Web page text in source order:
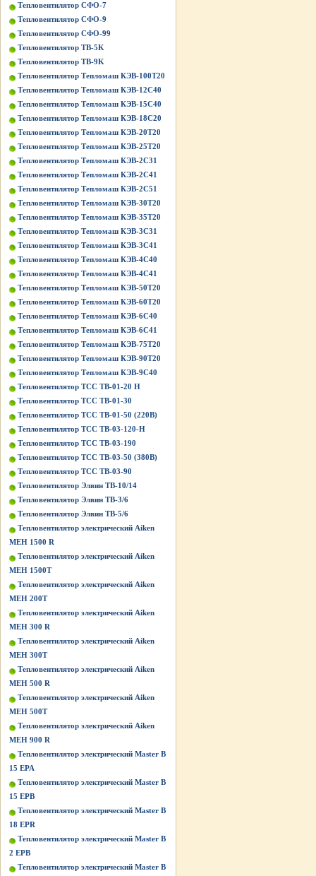
Тепловентилятор СФО-7
Тепловентилятор СФО-9
Тепловентилятор СФО-99
Тепловентилятор ТВ-5K
Тепловентилятор ТВ-9K
Тепловентилятор Тепломаш КЭВ-100Т20
Тепловентилятор Тепломаш КЭВ-12С40
Тепловентилятор Тепломаш КЭВ-15С40
Тепловентилятор Тепломаш КЭВ-18С20
Тепловентилятор Тепломаш КЭВ-20Т20
Тепловентилятор Тепломаш КЭВ-25Т20
Тепловентилятор Тепломаш КЭВ-2С31
Тепловентилятор Тепломаш КЭВ-2С41
Тепловентилятор Тепломаш КЭВ-2С51
Тепловентилятор Тепломаш КЭВ-30Т20
Тепловентилятор Тепломаш КЭВ-35Т20
Тепловентилятор Тепломаш КЭВ-3С31
Тепловентилятор Тепломаш КЭВ-3С41
Тепловентилятор Тепломаш КЭВ-4С40
Тепловентилятор Тепломаш КЭВ-4С41
Тепловентилятор Тепломаш КЭВ-50Т20
Тепловентилятор Тепломаш КЭВ-60Т20
Тепловентилятор Тепломаш КЭВ-6С40
Тепловентилятор Тепломаш КЭВ-6С41
Тепловентилятор Тепломаш КЭВ-75Т20
Тепловентилятор Тепломаш КЭВ-90Т20
Тепловентилятор Тепломаш КЭВ-9С40
Тепловентилятор ТСС ТВ-01-20 Н
Тепловентилятор ТСС ТВ-01-30
Тепловентилятор ТСС ТВ-01-50 (220В)
Тепловентилятор ТСС ТВ-03-120-Н
Тепловентилятор ТСС ТВ-03-190
Тепловентилятор ТСС ТВ-03-50 (380В)
Тепловентилятор ТСС ТВ-03-90
Тепловентилятор Элвин ТВ-10/14
Тепловентилятор Элвин ТВ-3/6
Тепловентилятор Элвин ТВ-5/6
Тепловентилятор электрический Aiken
MEH 1500 R
Тепловентилятор электрический Aiken
MEH 1500T
Тепловентилятор электрический Aiken
MEH 200T
Тепловентилятор электрический Aiken
MEH 300 R
Тепловентилятор электрический Aiken
MEH 300T
Тепловентилятор электрический Aiken
MEH 500 R
Тепловентилятор электрический Aiken
MEH 500T
Тепловентилятор электрический Aiken
MEH 900 R
Тепловентилятор электрический Master B
15 EPA
Тепловентилятор электрический Master B
15 EPB
Тепловентилятор электрический Master B
18 EPR
Тепловентилятор электрический Master B
2 EPB
Тепловентилятор электрический Master B